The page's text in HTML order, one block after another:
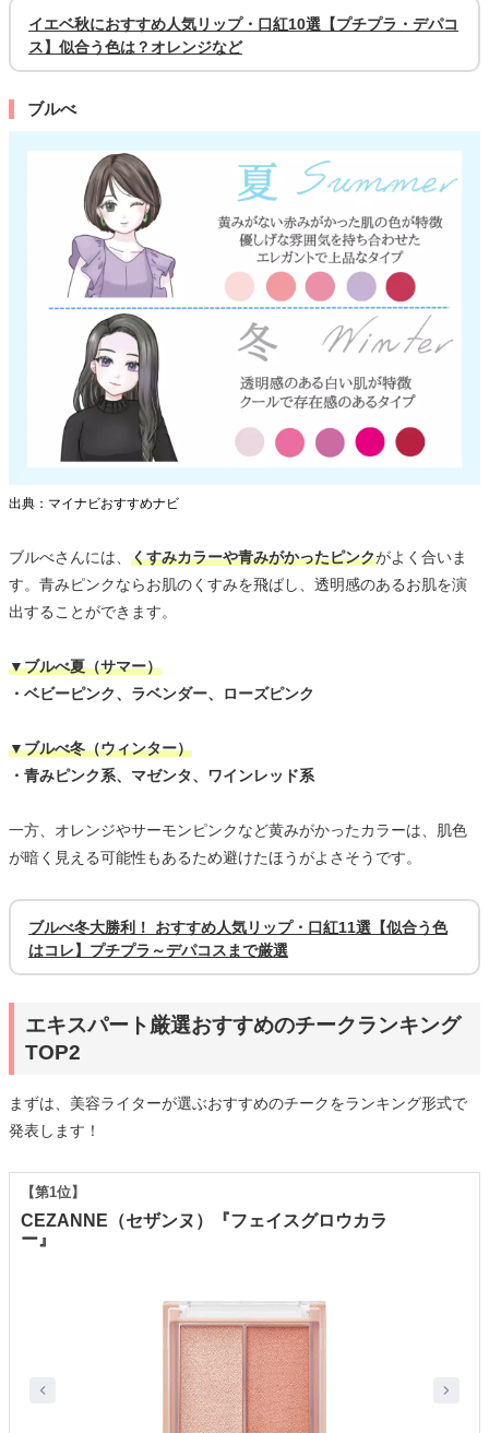
イエベ秋におすすめ人気リップ・口紅10選【プチプラ・デパコ
ス】似合う色は？オレンジなど
ブルべ
出典：マイナビおすすめナビ
ブルべさんには、 くすみカラーや青みがかったピンクがよく合いま
す。青みピンクならお肌のくすみを飛ばし、透明感のあるお肌を演
出することができます。
▼ブルべ夏（サマー）
・ベビーピンク、ラベンダー、ローズピンク
▼ブルべ冬（ウィンター）
・青みピンク系、マゼンタ、ワインレッド系
一方、オレンジやサーモンピンクなど黄みがかったカラーは、肌色
が暗く見える可能性もあるため避けたほうがよさそうです。
ブルべ冬大勝利！ おすすめ人気リップ・口紅11選【似合う色
はコレ】プチプラ～デパコスまで厳選
エキスパート厳選おすすめのチークランキング
TOP2
まずは、美容ライターが選ぶおすすめのチークをランキング形式で
発表します！
CEZANNE（セザンヌ）『フェイスグロウカラ
ー』
【第1位】